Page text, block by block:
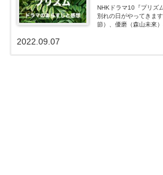
NHKドラマ10『プリズ
別れの日がやってきま
節）、優磨（森山未來
ラマ『プリズム』最終
2022.09.07